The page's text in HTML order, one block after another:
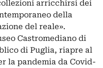
arricchirsi dei
della
del reale».
Castromediano di
di Puglia, riapre al
la pandemia da Covid-